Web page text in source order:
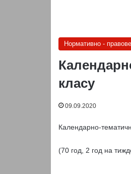
Нормативно -
класу
09.09.2020
Календарно-
(70 год, 2 год на